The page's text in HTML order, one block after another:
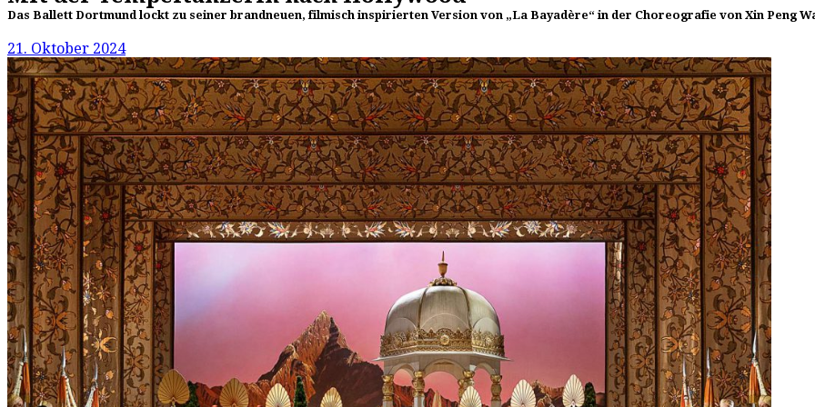
Das Ballett Dortmund lockt zu seiner brandneuen, filmisch inspirierten Version von „La Bayadère“ in der Choreografie von Xin Peng
21. Oktober 2024